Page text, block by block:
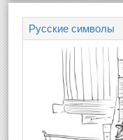
Русские символы